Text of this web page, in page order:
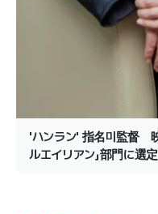
'ハンラン' 指名미監督
ルエイリアン」部門に選定